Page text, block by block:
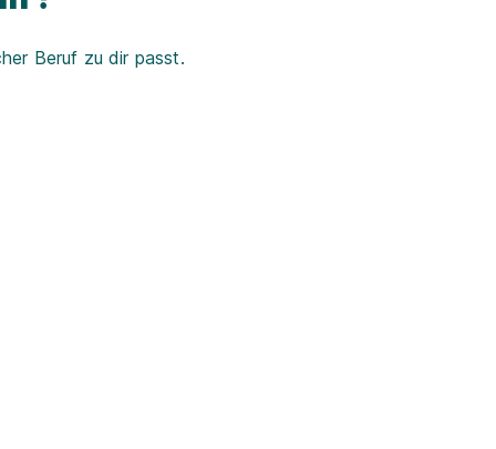
Beruf zu dir passt.